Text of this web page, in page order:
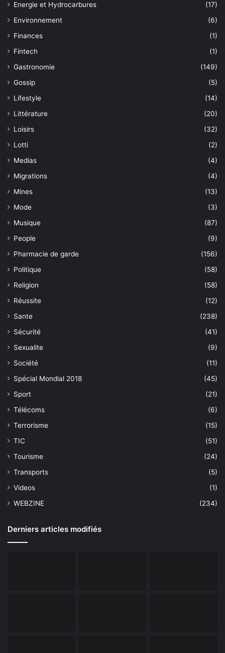
Energie et Hydrocarbures
(17)
Environnement
(6)
Finances
(1)
Fintech
(1)
Gastronomie
(149)
Gossip
(5)
Lifestyle
(14)
Littérature
(20)
Loisirs
(32)
Lotti
(2)
Medias
(4)
Migrations
(4)
Mines
(13)
Mode
(3)
Musique
(87)
People
(9)
Pharmacie de garde
(156)
Politique
(58)
Religion
(58)
Réussite
(12)
Sante
(238)
Sécurité
(41)
Sexualite
(9)
Société
(11)
Spécial Mondial 2018
(45)
Sport
(21)
Télécoms
(6)
Terrorisme
(15)
TIC
(51)
Tourisme
(24)
Transports
(5)
Videos
(1)
WEBZINE
(234)
Derniers articles modifiés